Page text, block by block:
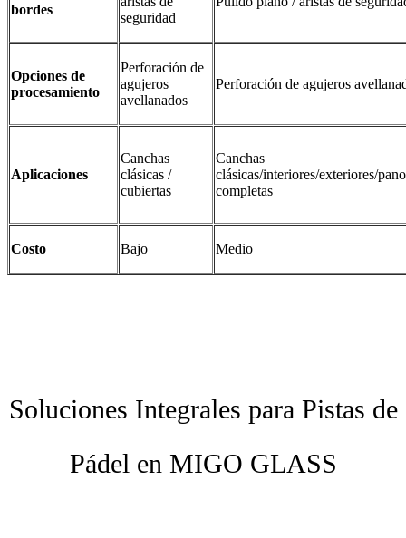
bordes
seguridad
Opciones de
procesamiento
Perforación de
agujeros
avellanados
Perforación de agujeros
Aplicaciones
Canchas
clásicas /
cubiertas
Canchas
clásicas/interiores/exteriores/
completas
Costo Bajo Medio
Soluciones Integrales para Pistas de
Pádel en MIGO GLASS